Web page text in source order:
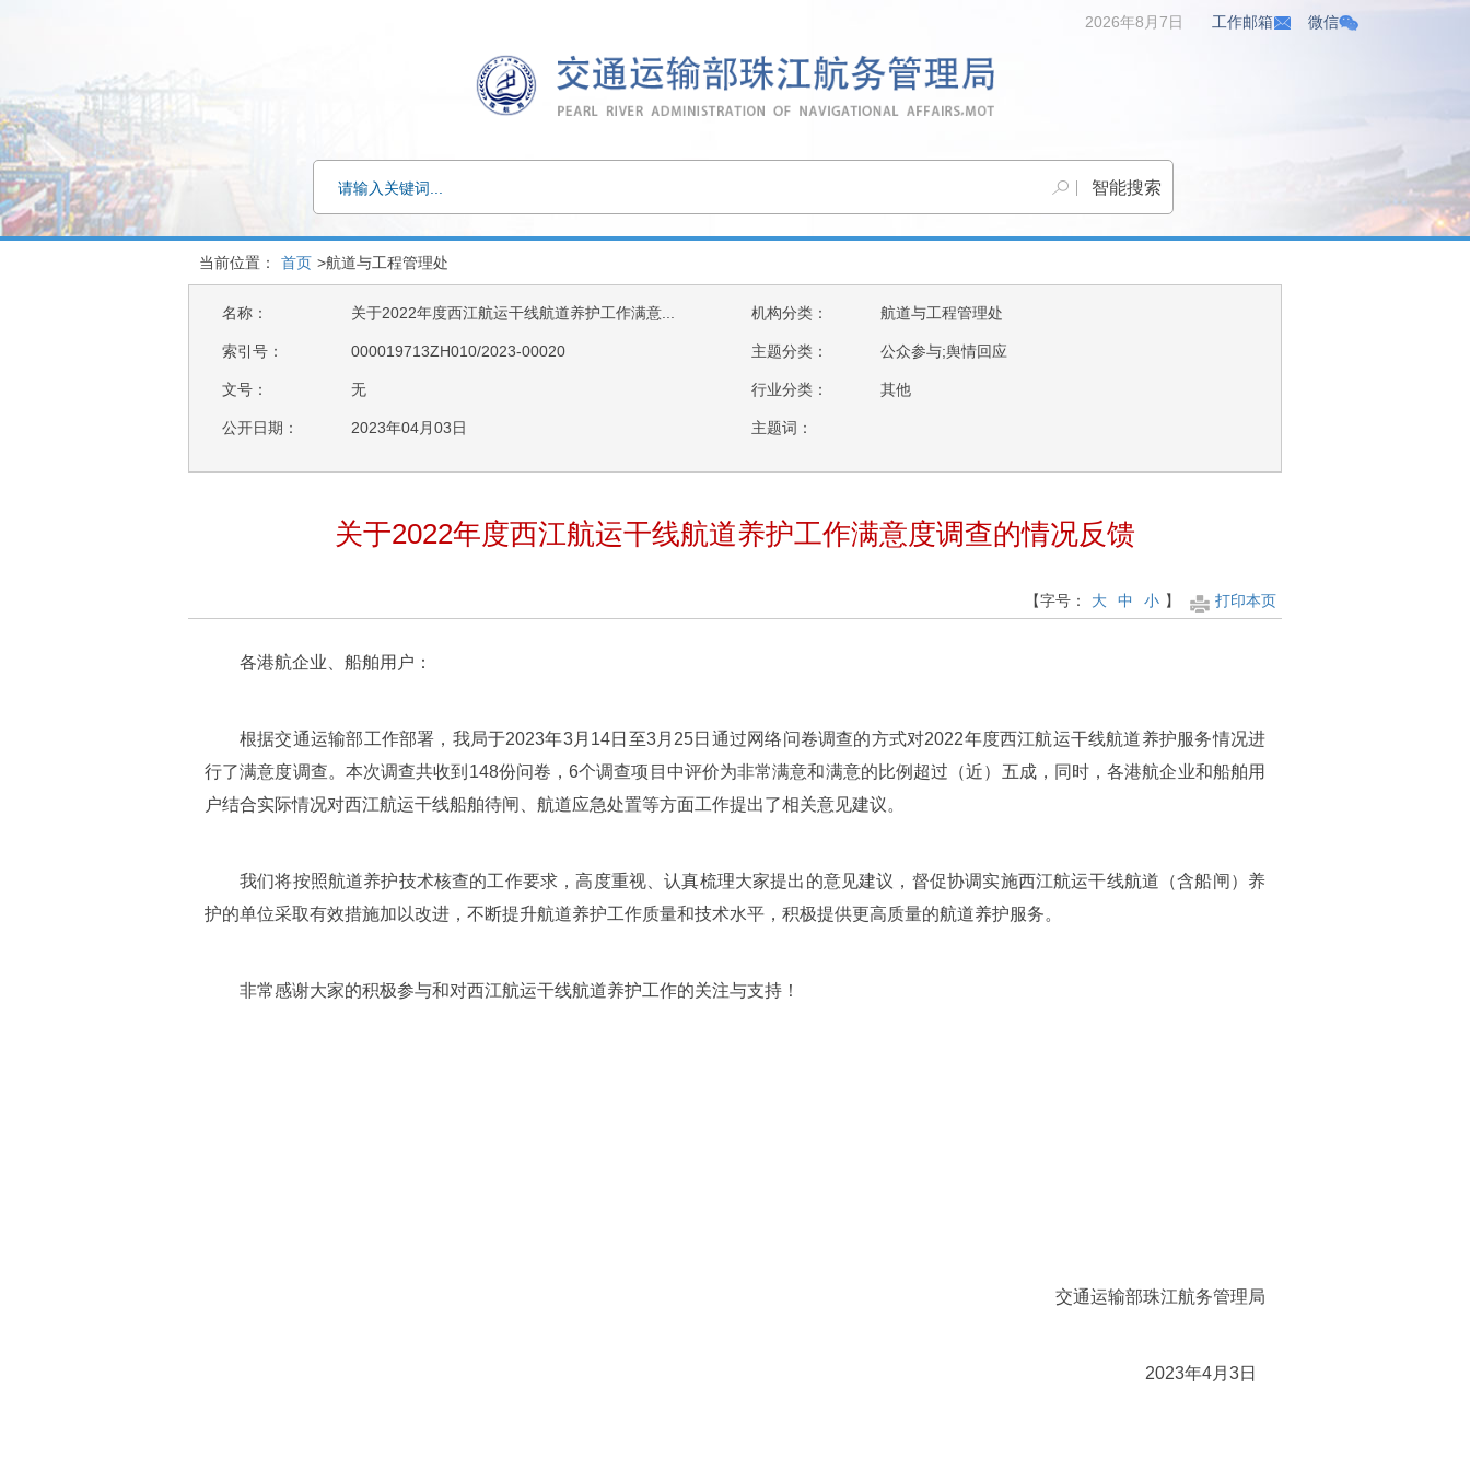
2026年8月7日 工作邮箱 微信
当前位置： 首页 >航道与工程管理处
名称： 关于2022年度西江航运干线航道养护工作满意...
索引号： 000019713ZH010/2023-00020
文号： 无
公开日期： 2023年04月03日
机构分类： 航道与工程管理处
主题分类： 公众参与;舆情回应
行业分类： 其他
主题词：
关于2022年度西江航运干线航道养护工作满意度调查的情况反馈
【字号： 大 中 小 】 打印本页
各港航企业、船舶用户：
根据交通运输部工作部署，我局于2023年3月14日至3月25日通过网络问卷调查的方式对2022年度西江航运干线航道养护服务情况进
行了满意度调查。本次调查共收到148份问卷，6个调查项目中评价为非常满意和满意的比例超过（近）五成，同时，各港航企业和船舶用
户结合实际情况对西江航运干线船舶待闸、航道应急处置等方面工作提出了相关意见建议。
我们将按照航道养护技术核查的工作要求，高度重视、认真梳理大家提出的意见建议，督促协调实施西江航运干线航道（含船闸）养
护的单位采取有效措施加以改进，不断提升航道养护工作质量和技术水平，积极提供更高质量的航道养护服务。
非常感谢大家的积极参与和对西江航运干线航道养护工作的关注与支持！
交通运输部珠江航务管理局
2023年4月3日